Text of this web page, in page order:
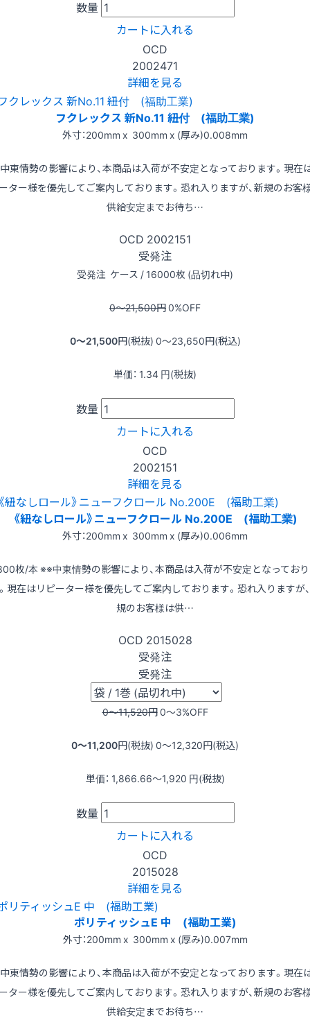
数量
カートに入れる
OCD
2002471
詳細を見る
フクレックス 新No.11 紐付 (福助工業)
外寸：200mm x 300mm x (厚み)0.008mm
東情勢の影響により、本商品は入荷が不安定となっております。現在
ター様を優先してご案内しております。恐れ入りますが、新規のお客
供給安定までお待ち…
OCD 2002151
受発注
受発注 ケース / 16000枚 (品切れ中)
0〜21,500円0%OFF
0〜21,500円(税抜) 0〜23,650円(税込)
単価： 1.34 円(税抜)
数量
カートに入れる
OCD
2002151
詳細を見る
《紐なしロール》ニューフクロール No.200E (福助工業)
外寸：200mm x 300mm x (厚み)0.006mm
枚/本 ※※中東情勢の影響により、本商品は入荷が不安定となってお
現在はリピーター様を優先してご案内しております。恐れ入りますが
規のお客様は供…
OCD 2015028
受発注
受発注
0〜11,520円0〜3%OFF
0〜11,200円(税抜) 0〜12,320円(税込)
単価： 1,866.66〜1,920 円(税抜)
数量
カートに入れる
OCD
2015028
詳細を見る
ポリティッシュE 中 (福助工業)
外寸：200mm x 300mm x (厚み)0.007mm
東情勢の影響により、本商品は入荷が不安定となっております。現在
ター様を優先してご案内しております。恐れ入りますが、新規のお客
供給安定までお待ち…